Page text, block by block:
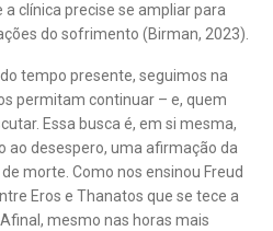
clínica precise se ampliar para
do sofrimento (Birman, 2023).
tempo presente, seguimos na
permitam continuar – e, quem
Essa busca é, em si mesma,
ao desespero, uma afirmação da
morte. Como nos ensinou Freud
Eros e Thanatos que se tece a
mesmo nas horas mais